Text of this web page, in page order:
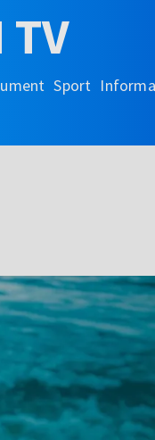
TV
Sport